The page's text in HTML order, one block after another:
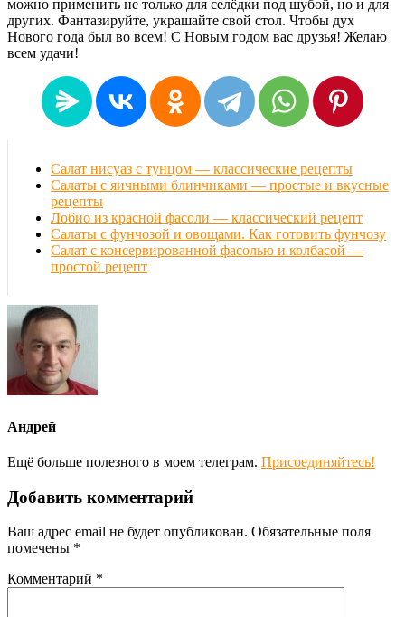
можно применить не только для селёдки под шубой, но и для
других. Фантазируйте, украшайте свой стол. Чтобы дух
Нового года был во всем! С Новым годом вас друзья! Желаю
всем удачи!
Салат нисуаз с тунцом — классические рецепты
Салаты с яичными блинчиками — простые и вкусные
рецепты
Лобио из красной фасоли — классический рецепт
Салаты с фунчозой и овощами. Как готовить фунчозу
Салат с консервированной фасолью и колбасой —
простой рецепт
Андрей
Ещё больше полезного в моем телеграм. Присоединяйтесь!
Добавить комментарий
Ваш адрес email не будет опубликован. Обязательные поля
помечены *
Комментарий *